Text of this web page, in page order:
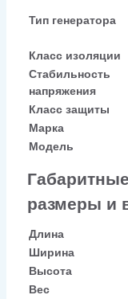
Тип генератора
Класс изоляции
Стабильность
напряжения
Класс защиты
Марка
Модель
Габаритные
размеры и
Длина
Ширина
Высота
Вес